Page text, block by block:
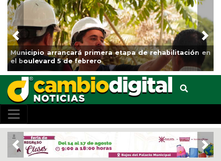
Municipio arrancará primera etapa de rehabilitación en
el boulevard 5 de febrero
Previous
Previous